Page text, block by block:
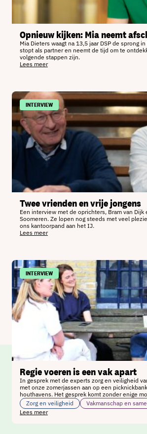
Opnieuw kijken: Mia neemt
Mia Dieters waagt na 13,5 jaar DSP de sprong
stopt als partner en neemt de tijd om te
volgende stappen zijn.
Lees meer
INTERVIEW
Twee vrienden en vrije jongens
Een interview met de oprichters, Bram van Dijk
Soomeren. Ze lopen nog steeds met veel
ons kantoorpand aan het IJ.
Lees meer
INTERVIEW
Regie voeren is een vak apart
In gesprek met de experts zorg en veiligheid
met onze zomerjassen aan op een
houthavens. Het gesprek komt zonder enige
Zorg en veiligheid
Vakmanschap en
Lees meer